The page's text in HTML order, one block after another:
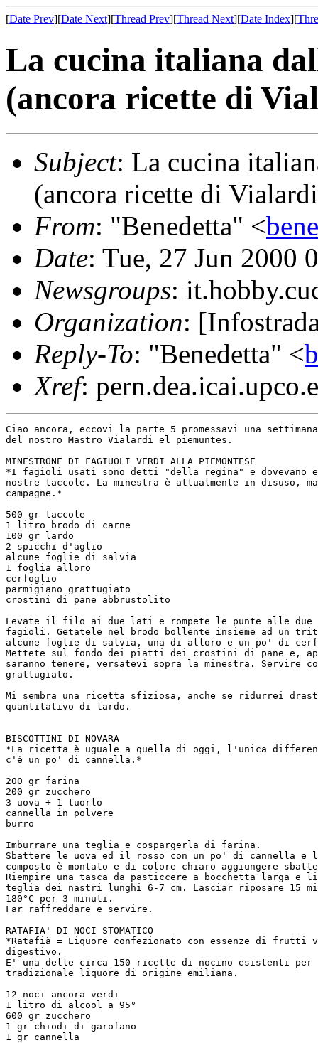
[Date Prev][Date Next][Thread Prev][Thread Next][Date Index][
La cucina italiana
(ancora ricette di
Subject: La cucina
(ancora ricette di
From: "Benedetta" <
Date: Tue, 27 Jun 2000
Newsgroups:
Organization:
Reply-To: "Benedetta" <
Xref:
Ciao ancora, eccovi la parte 5 promessavi una
del nostro Mastro Vialardi el piemuntes.
MINESTRONE DI FAGIUOLI VERDI ALLA PIEMONTESE
*I fagioli usati sono detti "della regina" e dovevano
nostre taccole. La minestra è attualmente in disuso,
campagne.*
500 gr taccole
1 litro brodo di carne
100 gr lardo
2 spicchi d'aglio
alcune foglie di salvia
1 foglia alloro
cerfoglio
parmigiano grattugiato
crostini di pane abbrustolito
Levate il filo ai due lati e rompete le punte alle due
fagioli. Getatele nel brodo bollente insieme ad un
alcune foglie di salvia, una di alloro e un po' di
Mettete sul fondo dei piatti dei crostini di pane e,
saranno tenere, versatevi sopra la minestra. Servire
grattugiato.
Mi sembra una ricetta sfiziosa, anche se ridurrei
quantitativo di lardo.
BISCOTTINI DI NOVARA
*La ricetta è uguale a quella di oggi, l'unica
c'è un po' di cannella.*
200 gr farina
200 gr zucchero
3 uova + 1 tuorlo
cannella in polvere
burro
Imburrare una teglia e cospargerla di farina.
Sbattere le uova ed il rosso con un po' di cannella e
composto è montato e di colore chiaro aggiungere
Riempire una tasca da pasticcere a bocchetta larga e
teglia dei nastri lunghi 6-7 cm. Lasciar riposare 15
180°C per 3 minuti.
Far raffreddare e servire.
RATAFIA' DI NOCI STOMATICO
*Ratafià = Liquore confezionato con essenze di frutti
digestivo.
E' una delle circa 150 ricette di nocino esistenti per
tradizionale liquore di origine emiliana.
12 noci ancora verdi
1 litro di alcool a 95°
600 gr zucchero
1 gr chiodi di garofano
1 gr cannella